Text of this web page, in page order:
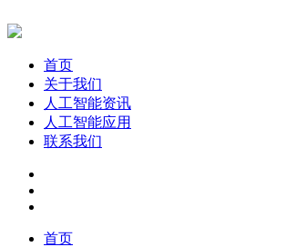
首页
关于我们
人工智能资讯
人工智能应用
联系我们
首页